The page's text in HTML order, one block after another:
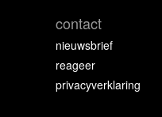
contact
nieuwsbrief
reageer
privacyverklaring